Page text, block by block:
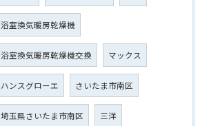
浴室換気暖房乾燥機
浴室換気暖房乾燥機交換 マックス
ハンスグローエ さいたま市南区
埼玉県さいたま市南区 三洋